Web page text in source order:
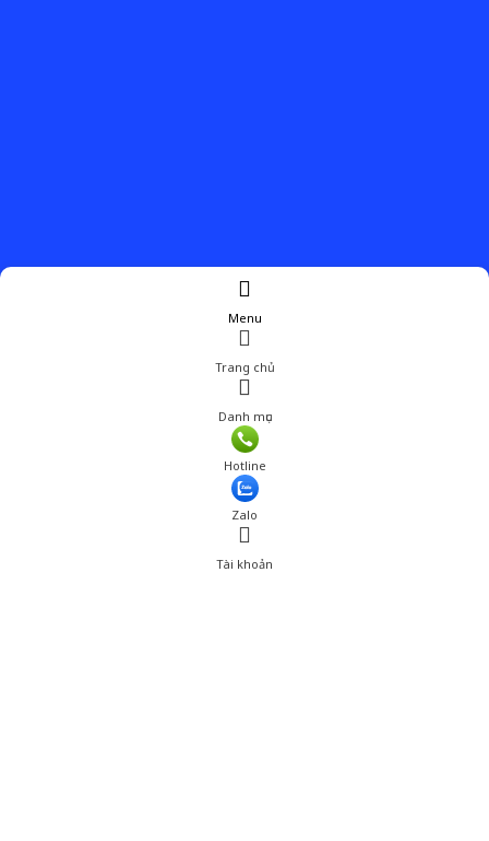
Menu
Trang chủ
Danh mục
Hotline
Zalo
Tài khoản